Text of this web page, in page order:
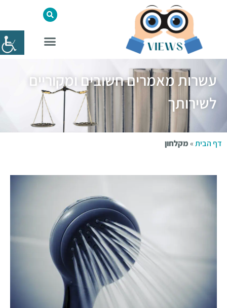
עשרות מאמרים חשובים ומקוריים
לשירותך
דף הבית»מקלחון